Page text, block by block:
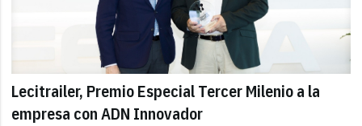
Lecitrailer, Premio Especial Tercer Milenio a la
empresa con ADN Innovador